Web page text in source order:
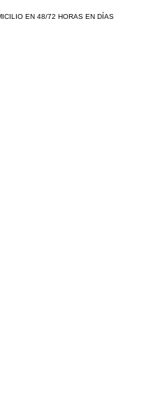
EN 48/72 HORAS EN DÍAS